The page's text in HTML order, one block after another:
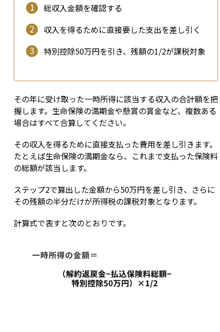
総収入金額を確認する
収入を得るために直接要した支出を差し引く
特別控除50万円を引き、残額の1/2が課税対象
その年に受け取った一時所得に該当する収入の合計額を把
握します。生命保険の満期金や懸賞の賞金など、複数ある
場合はすべて合算してください。
その収入を得るために直接支払った費用を差し引きます。
たとえば生命保険の満期金なら、これまで支払った保険料
の総額が該当します。
ステップ2で算出した金額から50万円を差し引き、さらに
その残額の半分だけが所得税の課税対象となります。
計算式で表すと次のとおりです。